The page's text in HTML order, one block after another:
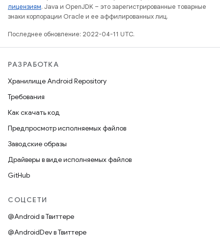
лицензиям. Java и OpenJDK – это зарегистрированные товарные
знаки корпорации Oracle и ее аффилированных лиц.
Последнее обновление: 2022-04-11 UTC.
РАЗРАБОТКА
Хранилище Android Repository
Требования
Как скачать код
Предпросмотр исполняемых файлов
Заводские образы
Драйверы в виде исполняемых файлов
GitHub
СОЦСЕТИ
@Android в Твиттере
@AndroidDev в Твиттере